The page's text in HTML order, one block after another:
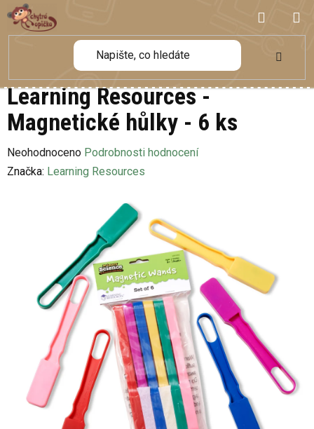
Přejít
na
obsah
KOŠÍK
Learning Resources -
Magnetické hůlky - 6 ks
Průměrné
hodnocení
hvězdiček.
Neohodnoceno Podrobnosti hodnocení
Značka: Learning Resources